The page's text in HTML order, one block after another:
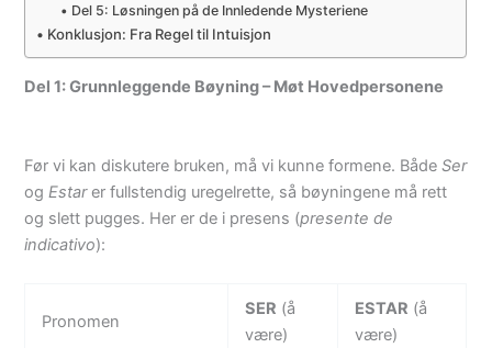
Del 5: Løsningen på de Innledende Mysteriene
Konklusjon: Fra Regel til Intuisjon
Del 1: Grunnleggende Bøyning – Møt Hovedpersonene
Før vi kan diskutere bruken, må vi kunne formene. BådeSer
ogEstarer fullstendig uregelrette, så bøyningene må rett
og slett pugges. Her er de i presens (presente de
indicativo):
Pronomen
SER (å
være)
ESTAR (å
være)